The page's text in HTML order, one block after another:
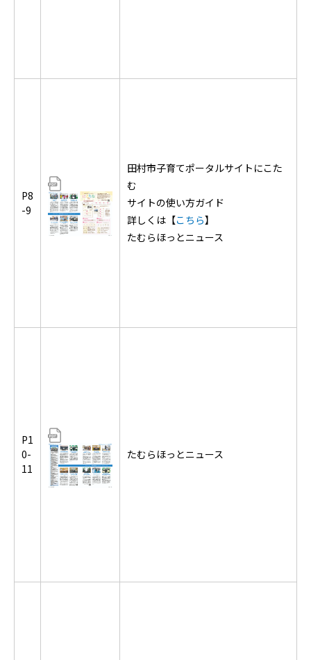
P8
-9
田村市子育てポータルサイトにこた
む
サイトの使い方ガイド
詳しくは【こちら】
たむらほっとニュース
P1
0-
11
たむらほっとニュース